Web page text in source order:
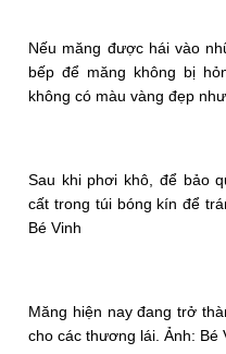
Nếu măng được hái vào
bếp để măng không bị
không có màu vàng đẹp
Sau khi phơi khô, để bảo
cất trong túi bóng kín để
Bé Vinh
Măng hiện nay đang trở
cho các thương lái. Ảnh: Bé